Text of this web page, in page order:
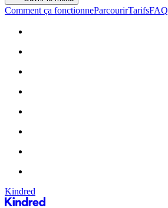
Comment ça fonctionneParcourirTarifsFAQ
Kindred